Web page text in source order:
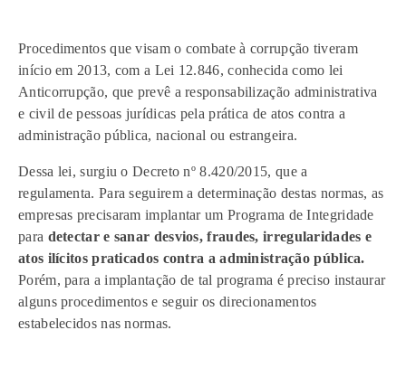
Procedimentos que visam o combate à corrupção tiveram
início em 2013, com a Lei 12.846, conhecida como lei
Anticorrupção, que prevê a responsabilização administrativa
e civil de pessoas jurídicas pela prática de atos contra a
administração pública, nacional ou estrangeira.
Dessa lei, surgiu o Decreto nº 8.420/2015, que a
regulamenta. Para seguirem a determinação destas normas, as
empresas precisaram implantar um Programa de Integridade
para detectar e sanar desvios, fraudes, irregularidades e
atos ilícitos praticados contra a administração pública.
Porém, para a implantação de tal programa é preciso instaurar
alguns procedimentos e seguir os direcionamentos
estabelecidos nas normas.